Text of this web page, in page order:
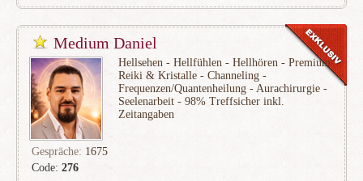
Medium Daniel
Code: 276
Hellsehen - Hellfühlen - Hellhören - Premium
Reiki & Kristalle - Channeling -
Frequenzen/Quantenheilung - Aurachirurgie -
Seelenarbeit - 98% Treffsicher inkl.
Zeitangaben
Gespräche: 1675